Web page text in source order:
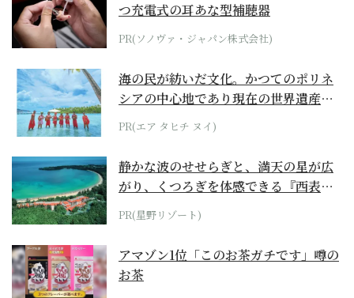
つ充電式の耳あな型補聴器
PR(ソノヴァ・ジャパン株式会社)
海の民が紡いだ文化。かつてのポリネ
シアの中心地であり現在の世界遺産か
らみえてくる...
PR(エア タヒチ ヌイ)
静かな波のせせらぎと、満天の星が広
がり、くつろぎを体感できる『西表島
ホテル by...
PR(星野リゾート)
アマゾン1位「このお茶ガチです」噂の
お茶